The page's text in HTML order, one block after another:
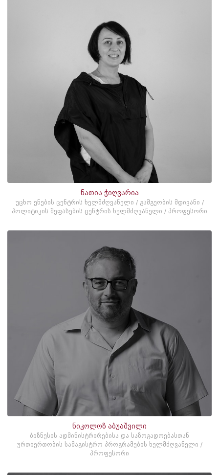
ნათია ჭიღვარია
უცხო ენების ცენტრის ხელმძღვანელი / გამგეობის მდივანი /
პოლიტიკის შეფასების ცენტრის ხელმძღვანელი / პროფესორი
ნიკოლოზ აბუაშვილი
ბიზნესის ადმინისტრირებისა და საზოგადოებასთან
ურთიერთობის სამაგისტრო პროგრამების ხელმძღვანელი /
პროფესორი